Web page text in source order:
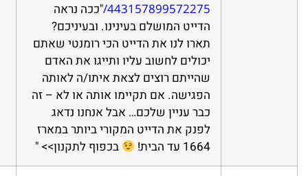
443157899572275/ "ככה נראה
הדייט המושלם בעינינו. ובעיניכם?
תארו לנו את הדייט הכי רומנטי שאתם
יכולים לחשוב עליו ותייגו את האדם
שהייתם רוצים לצאת איתו/ה לאותה
הפגישה. אם תקיימו אותה או לא – זה
כבר עניין שלכם… אבל אנחנו נדאג
לפנק את הדייט המקורי ביותר במארז
1664 עד הבית!
בכפוף לתקנון>> "